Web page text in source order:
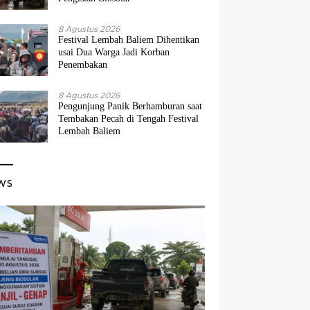
8 Agustus 2026
Festival Lembah Baliem Dihentikan
usai Dua Warga Jadi Korban
Penembakan
8 Agustus 2026
Pengunjung Panik Berhamburan saat
Tembakan Pecah di Tengah Festival
Lembah Baliem